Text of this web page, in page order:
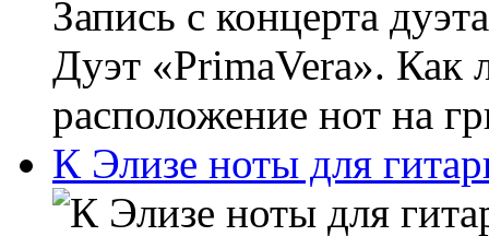
Запись с концерта
Дуэт «PrimaVera». Как
расположение нот на
К Элизе ноты для